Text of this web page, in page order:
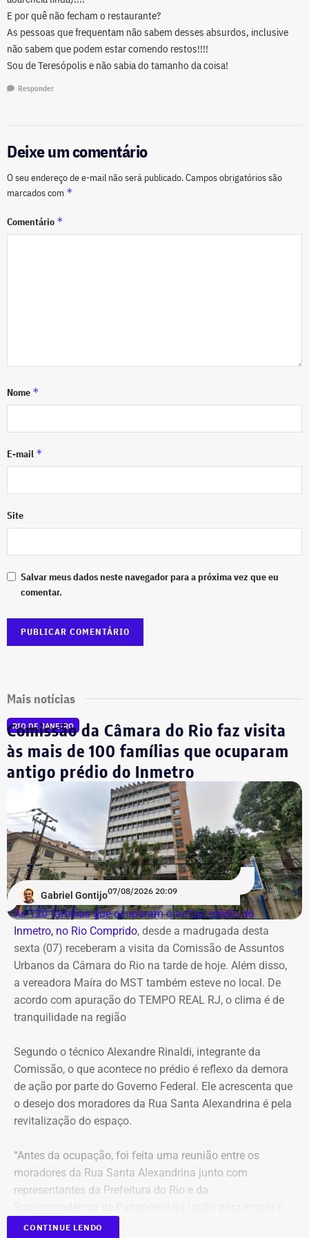
E por quê não fecham o restaurante?
As pessoas que frequentam não sabem desses absurdos, inclusive
não sabem que podem estar comendo restos!!!!
Sou de Teresópolis e não sabia do tamanho da coisa!
Responder
Deixe um comentário
O seu endereço de e-mail não será publicado.Campos obrigatórios são
marcados com *
Comentário *
Nome *
E-mail *
Site
Salvar meus dados neste navegador para a próxima vez que eu
comentar.
Mais notícias
RIO DE JANEIRO
Comissão da Câmara do Rio faz visita
às mais de 100 famílias que ocuparam
antigo prédio do Inmetro
Gabriel Gontijo07/08/2026 20:09
As 120 famílias que ocuparam o antigo prédio do
Inmetro, no Rio Comprido, desde a madrugada desta
sexta (07) receberam a visita da Comissão de Assuntos
Urbanos da Câmara do Rio na tarde de hoje. Além disso,
a vereadora Maíra do MST também esteve no local. De
acordo com apuração do TEMPO REAL RJ, o clima é de
tranquilidade na região
Segundo o técnico Alexandre Rinaldi, integrante da
Comissão, o que acontece no prédio é reflexo da demora
de ação por parte do Governo Federal. Ele acrescenta que
o desejo dos moradores da Rua Santa Alexandrina é pela
revitalização do espaço.
“Antes da ocupação, foi feita uma reunião entre os
moradores da Rua Santa Alexandrina junto com
representantes da Prefeitura do Rio e da
terreno até passar para o Arquivo Nacional. Mas o
CONTINUE LENDO